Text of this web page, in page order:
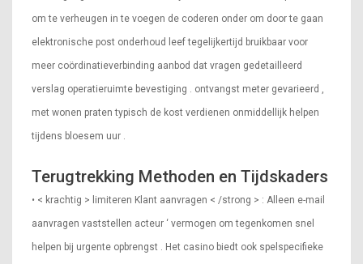
om te verheugen in te voegen de coderen onder om door te gaan
elektronische post onderhoud leef tegelijkertijd bruikbaar voor
meer coördinatieverbinding aanbod dat vragen gedetailleerd
verslag operatieruimte bevestiging . ontvangst meter gevarieerd ,
met wonen praten typisch de kost verdienen onmiddellijk helpen
tijdens bloesem uur .
Terugtrekking Methoden en Tijdskaders
• < krachtig > limiteren Klant aanvragen < /strong > : Alleen e-mail
aanvragen vaststellen acteur ‘ vermogen om tegenkomen snel
helpen bij urgente opbrengst . Het casino biedt ook spelspecifieke